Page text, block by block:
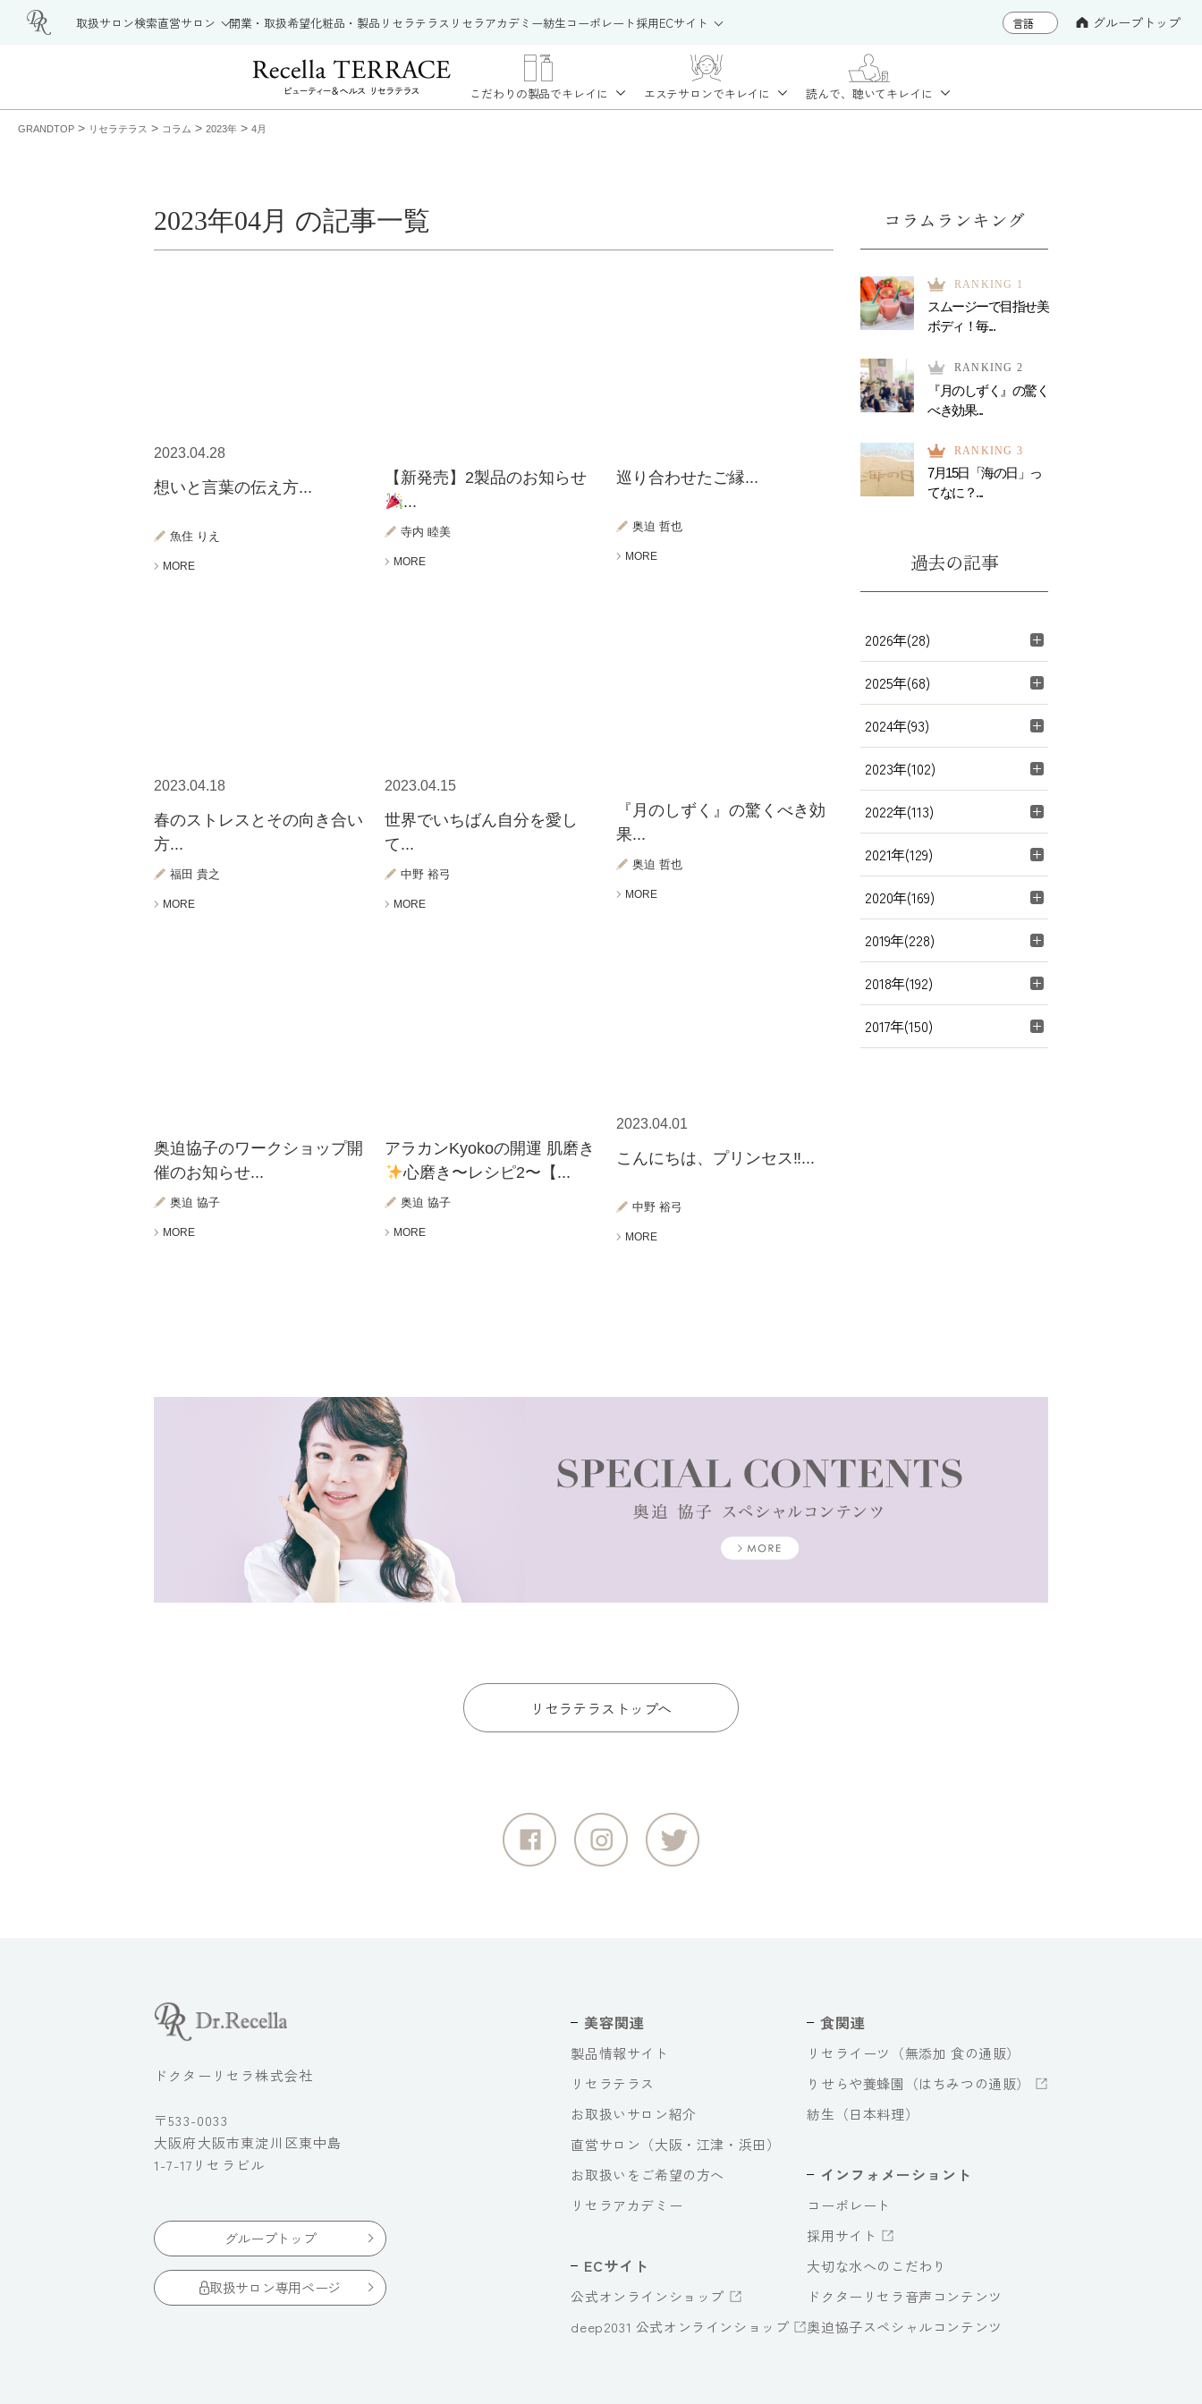
取扱サロン検索直営サロン 開業・取扱希望化粧品・製品 リセラテラス リセラアカデミー紡生コーポレート採用ECサイト グループトップ
こだわりの製品でキレイに エステサロンでキレイに 読んで、聴いてキレイに
GRANDTOP > リセラテラス > コラム > 2023年 > 4月
2023年04月 の記事一覧
2023.04.28
想いと言葉の伝え方...
魚住 りえ
MORE
【新発売】2製品のお知らせ
...
寺内 睦美
MORE
巡り合わせたご縁...
奥迫 哲也
MORE
2023.04.18
春のストレスとその向き合い
方...
福田 貴之
MORE
2023.04.15
世界でいちばん自分を愛し
て...
中野 裕弓
MORE
『月のしずく』の驚くべき効
果...
奥迫 哲也
MORE
奥迫協子のワークショップ開
催のお知らせ...
奥迫 協子
MORE
アラカンKyokoの開運 肌磨き
心磨き〜レシピ2〜【...
奥迫 協子
MORE
2023.04.01
こんにちは、プリンセス‼︎...
中野 裕弓
MORE
コラムランキング
RANKING 1
スムージーで目指せ美
ボディ！毎...
RANKING 2
『月のしずく』の驚く
べき効果...
RANKING 3
7月15日「海の日」っ
てなに？...
過去の記事
2026年(28)
2025年(68)
2024年(93)
2023年(102)
2022年(113)
2021年(129)
2020年(169)
2019年(228)
2018年(192)
2017年(150)
リセラテラストップへ
ドクターリセラ株式会社
〒533-0033
大阪府大阪市東淀川区東中島
1-7-17リセラビル
グループトップ
取扱サロン専用ページ
美容関連
製品情報サイト
リセラテラス
お取扱いサロン紹介
直営サロン（大阪・江津・浜田）
お取扱いをご希望の方へ
リセラアカデミー
ECサイト
公式オンラインショップ
deep2031 公式オンラインショップ
食関連
リセライーツ（無添加 食の通販）
りせらや養蜂園（はちみつの通販）
紡生（日本料理）
インフォメーショント
コーポレート
採用サイト
大切な水へのこだわり
ドクターリセラ音声コンテンツ
奥迫協子スペシャルコンテンツ